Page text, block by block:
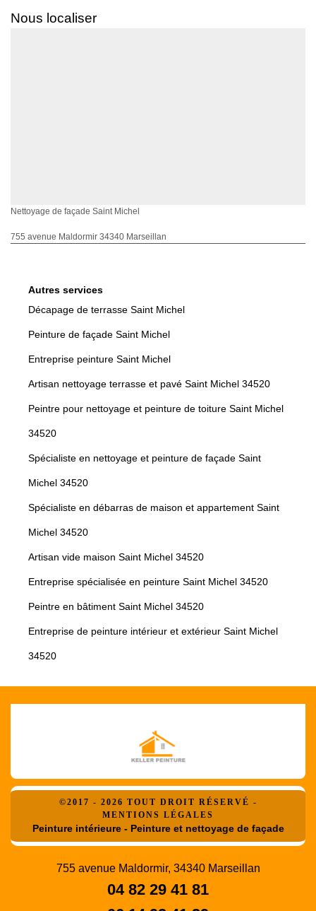
Nous localiser
Nettoyage de façade Saint Michel
755 avenue Maldormir 34340 Marseillan
Autres services
Décapage de terrasse Saint Michel
Peinture de façade Saint Michel
Entreprise peinture Saint Michel
Artisan nettoyage terrasse et pavé Saint Michel 34520
Peintre pour nettoyage et peinture de toiture Saint Michel
34520
Spécialiste en nettoyage et peinture de façade Saint
Michel 34520
Spécialiste en débarras de maison et appartement Saint
Michel 34520
Artisan vide maison Saint Michel 34520
Entreprise spécialisée en peinture Saint Michel 34520
Peintre en bâtiment Saint Michel 34520
Entreprise de peinture intérieur et extérieur Saint Michel
34520
©2017 - 2026 TOUT DROIT RÉSERVÉ -
MENTIONS LÉGALES
Peinture intérieure - Peinture et nettoyage de façade
755 avenue Maldormir, 34340 Marseillan
04 82 29 41 81